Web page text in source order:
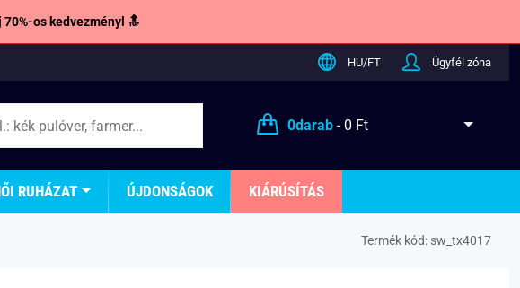
os kedvezményl 🔝
HU/FT Ügyfél zóna
0darab- 0 Ft
RUHÁZAT ÚJDONSÁGOK KIÁRÚSÍTÁS
Termék kód: sw_tx4017